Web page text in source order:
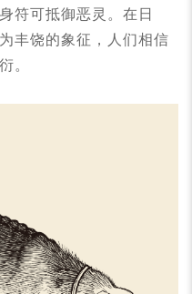
符可抵御恶灵。在日
丰饶的象征，人们相信
。